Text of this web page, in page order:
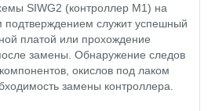
SIWG2 (контроллер М1) на
служит успешный
платой или прохождение
замены. Обнаружение следов
окислов под лаком
замены контроллера.